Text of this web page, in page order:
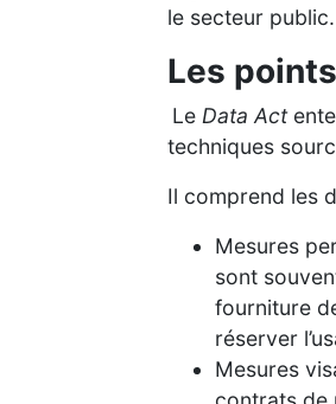
le secteur public.
Les
Le Data Act
techniques
Il comprend les
Mesures
sont
fourniture
réserver
Mesures